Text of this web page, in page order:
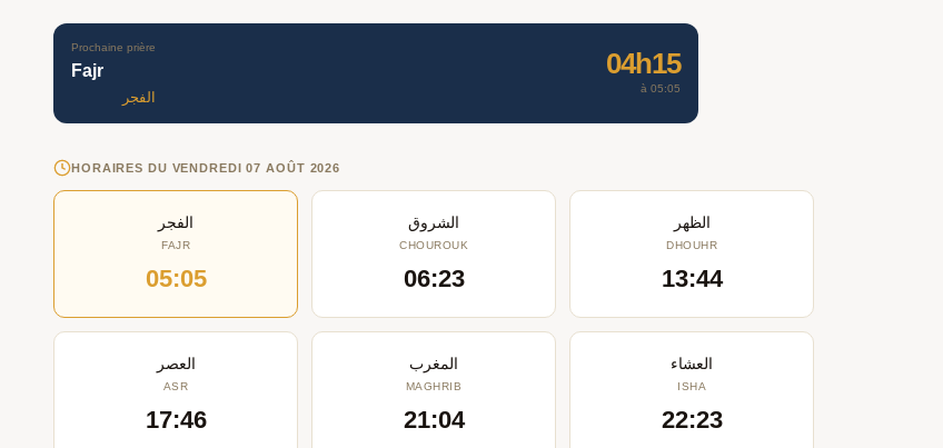
Prochaine prière
Fajr
الفجر
04h15
à 05:05
HORAIRES DU VENDREDI 07 AOÛT 2026
الفجر
FAJR
05:05
الشروق
CHOUROUK
06:23
الظهر
DHOUHR
13:44
العصر
ASR
17:46
المغرب
MAGHRIB
21:04
العشاء
ISHA
22:23